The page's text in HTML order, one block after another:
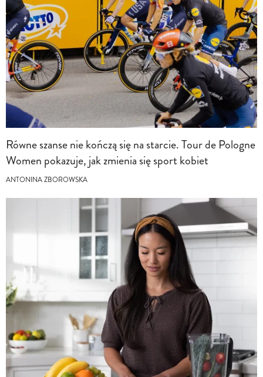
Równe szanse nie kończą się na starcie. Tour de Pologne
Women pokazuje, jak zmienia się sport kobiet
ANTONINA ZBOROWSKA